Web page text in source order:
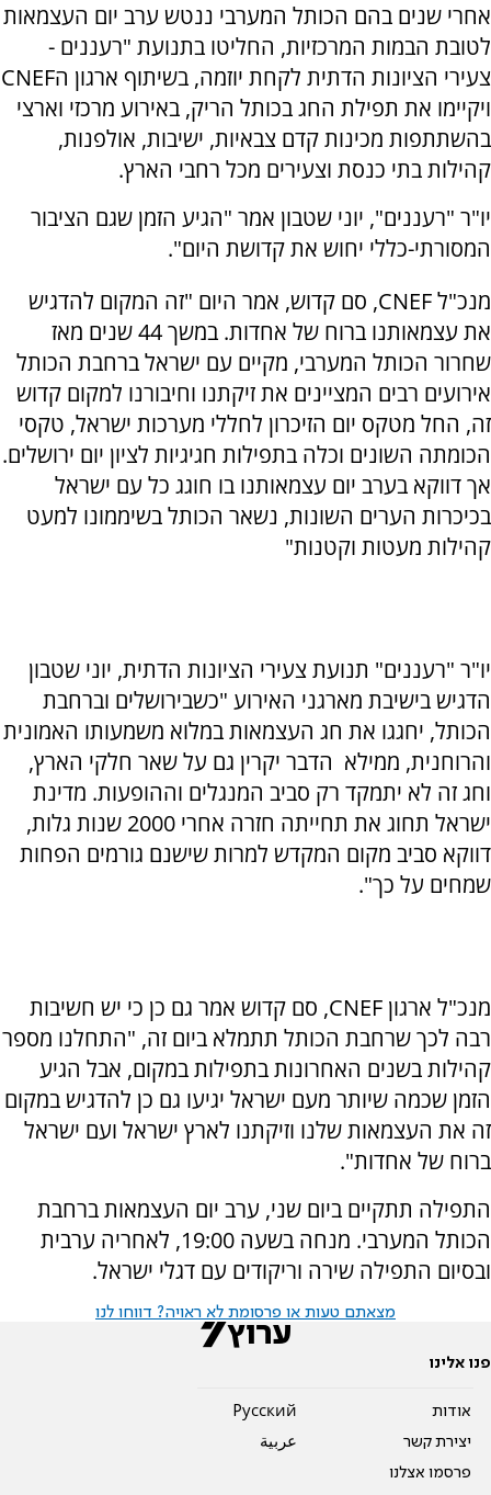
אחרי שנים בהם הכותל המערבי ננטש ערב יום העצמאות
לטובת הבמות המרכזיות, החליטו בתנועת "רעננים -
צעירי הציונות הדתית לקחת יוזמה, בשיתוף ארגון הCNEF
ויקיימו את תפילת החג בכותל הריק, באירוע מרכזי וארצי
בהשתתפות מכינות קדם צבאיות, ישיבות, אולפנות,
קהילות בתי כנסת וצעירים מכל רחבי הארץ.
יו"ר "רעננים", יוני שטבון אמר "הגיע הזמן שגם הציבור
המסורתי-כללי יחוש את קדושת היום".
מנכ"ל CNEF, סם קדוש, אמר היום "זה המקום להדגיש
את עצמאותנו ברוח של אחדות. במשך 44 שנים מאז
שחרור הכותל המערבי, מקיים עם ישראל ברחבת הכותל
אירועים רבים המציינים את זיקתנו וחיבורנו למקום קדוש
זה, החל מטקס יום הזיכרון לחללי מערכות ישראל, טקסי
הכומתה השונים וכלה בתפילות חגיגיות לציון יום ירושלים.
אך דווקא בערב יום עצמאותנו בו חוגג כל עם ישראל
בכיכרות הערים השונות, נשאר הכותל בשיממונו למעט
קהילות מעטות וקטנות"
יו"ר "רעננים" תנועת צעירי הציונות הדתית, יוני שטבון
הדגיש בישיבת מארגני האירוע "כשבירושלים וברחבת
הכותל, יחגגו את חג העצמאות במלוא משמעותו האמונית
והרוחנית, ממילא הדבר יקרין גם על שאר חלקי הארץ,
וחג זה לא יתמקד רק סביב המנגלים וההופעות. מדינת
ישראל תחוג את תחייתה חזרה אחרי 2000 שנות גלות,
דווקא סביב מקום המקדש למרות שישנם גורמים הפחות
שמחים על כך".
מנכ"ל ארגון CNEF, סם קדוש אמר גם כן כי יש חשיבות
רבה לכך שרחבת הכותל תתמלא ביום זה, "התחלנו מספר
קהילות בשנים האחרונות בתפילות במקום, אבל הגיע
הזמן שכמה שיותר מעם ישראל יגיעו גם כן להדגיש במקום
זה את העצמאות שלנו וזיקתנו לארץ ישראל ועם ישראל
ברוח של אחדות".
התפילה תתקיים ביום שני, ערב יום העצמאות ברחבת
הכותל המערבי. מנחה בשעה 19:00, לאחריה ערבית
ובסיום התפילה שירה וריקודים עם דגלי ישראל.
מצאתם טעות או פרסומת לא ראויה? דווחו לנו
פנו אלינו
אודות
יצירת קשר
פרסמו אצלנו
Pусский
عربية